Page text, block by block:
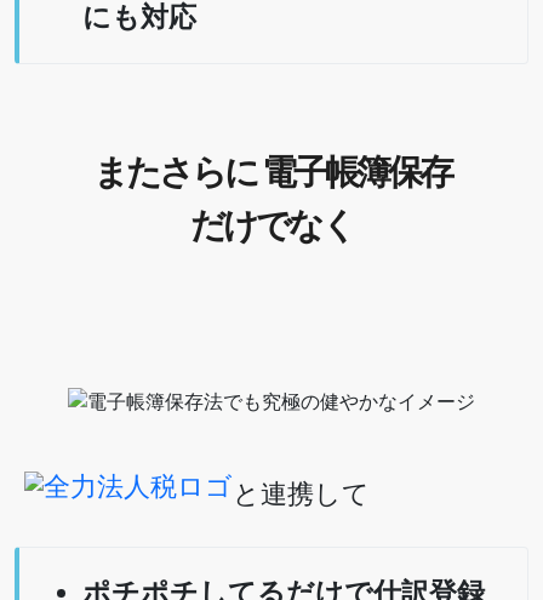
にも対応
またさらに 電子帳簿保存
だけでなく
と連携して
ポチポチしてるだけで仕訳登録